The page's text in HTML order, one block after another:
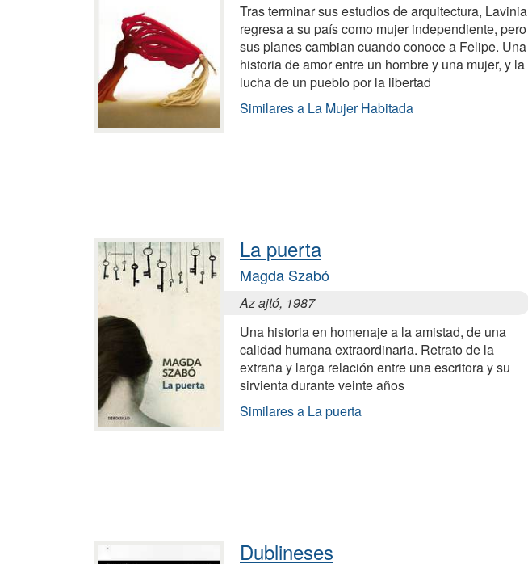
Tras terminar sus estudios de arquitectura, Lavinia
regresa a su país como mujer independiente, pero
sus planes cambian cuando conoce a Felipe. Una
historia de amor entre un hombre y una mujer, y la
lucha de un pueblo por la libertad
Similares a La Mujer Habitada
La puerta
Magda Szabó
Az ajtó, 1987
Una historia en homenaje a la amistad, de una
calidad humana extraordinaria. Retrato de la
extraña y larga relación entre una escritora y su
sirvienta durante veinte años
Similares a La puerta
Dublineses